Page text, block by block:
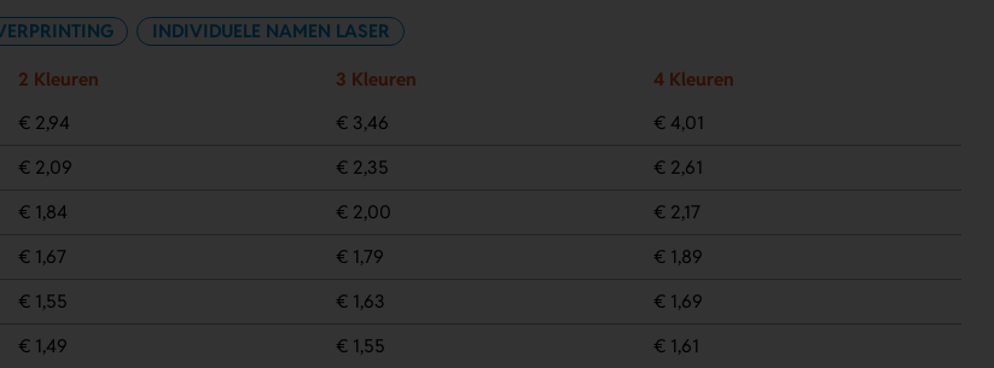
INDIVIDUELE NAMEN LASER
2 Kleuren 3 Kleuren
4 Kleuren
€ 2,94 € 3,46
€ 4,01
€ 2,09 € 2,35
€ 2,61
€ 1,84 € 2,00
€ 2,17
€ 1,67 € 1,79
€ 1,89
€ 1,55 € 1,63
€ 1,69
€ 1,49 € 1,55 € 1,61